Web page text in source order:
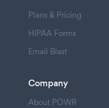
Plans & Pricing
HIPAA Forms
Email Blast
Company
About POWR